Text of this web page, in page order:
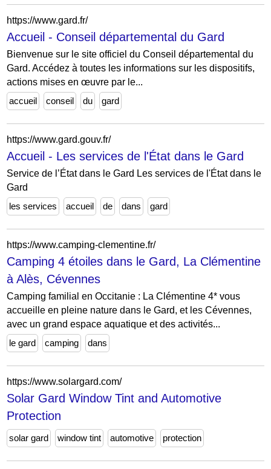
https://www.gard.fr/
Accueil - Conseil départemental du Gard
Bienvenue sur le site officiel du Conseil départemental du
Gard. Accédez à toutes les informations sur les dispositifs,
actions mises en œuvre par le...
accueil
conseil du gard
https://www.gard.gouv.fr/
Accueil - Les services de l'État dans le Gard
Service de l’État dans le Gard Les services de l'État dans le
Gard
les services
accueil de dans gard
https://www.camping-clementine.fr/
Camping 4 étoiles dans le Gard, La Clémentine
à Alès, Cévennes
Camping familial en Occitanie : La Clémentine 4* vous
accueille en pleine nature dans le Gard, et les Cévennes,
avec un grand espace aquatique et des activités...
le gard
camping dans
https://www.solargard.com/
Solar Gard Window Tint and Automotive
Protection
solar gard window tint automotive protection